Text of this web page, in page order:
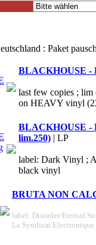
: Paket
BLACKHOUSE -
last few copies ; lim
on HEAVY vinyl
BLACKHOUSE -
lim.250) | LP
label: Dark Vinyl ;
black vinyl
BRUTA NON
label: Disorder/Eternal
Le Syndicat Electronique